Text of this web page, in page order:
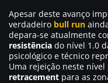
Apesar deste avanço
verdadeiro bull run
depara-se atualmente
resistência do nível 1.0
psicológico e técnico
Uma rejeição neste
retracement para as